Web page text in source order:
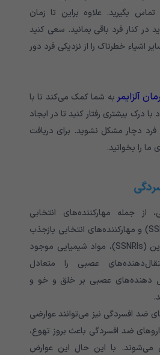
بگیرید. علاوه براین تا زمان
در کنار فرد باقی بمانید. سعی کنید
اشیاء خطرناک را از نزدیکی فرد دور‌
آلزایمر به شما کمک می‌کند تا با
با درک بیشتری رفتار کنید تا در ایجاد
دچار مشکل نشوید. برای دریافت
ما را بخوانید.
از جمله مهارکننده‌های انتخابی
بازجذب سروتونین (SSRIs) و مهارکننده‌های انتخابی بازجذب
سروتونین و نوراپی نفرین (SSNRIs)، مواد شیمیایی موجود
عصبی را متعادل
دهنده‌های عصبی بر خلق و خو و
ضد افسردگی نیز می‌توانند عوارضی
ضد افسردگی باعث بروز تهوع،
می‌شوند. با این حال این عوارض